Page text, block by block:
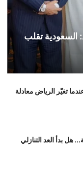
تقلب
تغيّر الرياض معادلة
هل بدأ العد التنازلي